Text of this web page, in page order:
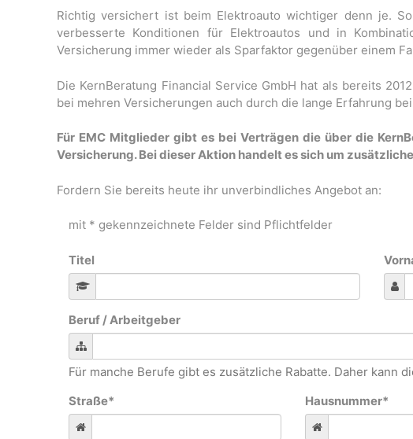
Richtig versichert ist beim Elektroauto wichtiger denn je.
verbesserte Konditionen für Elektroautos und in
Versicherung immer wieder als Sparfaktor gegenüber einem
Die KernBeratung Financial Service GmbH hat als bereits
bei mehren Versicherungen auch durch die lange Erfahrung
Für EMC Mitglieder gibt es bei Verträgen die über die
Versicherung. Bei dieser Aktion handelt es sich um
Fordern Sie bereits heute ihr unverbindliches Angebot an:
mit * gekennzeichnete Felder sind Pflichtfelder
Titel
Beruf / Arbeitgeber
Für manche Berufe gibt es zusätzliche Rabatte. Daher kann
Straße* Hausnummer*